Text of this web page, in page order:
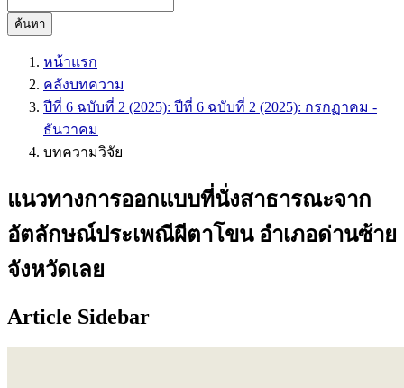
ค้นหา
หน้าแรก
คลังบทความ
ปีที่ 6 ฉบับที่ 2 (2025): ปีที่ 6 ฉบับที่ 2 (2025): กรกฏาคม -
ธันวาคม
บทความวิจัย
แนวทางการออกแบบที่นั่งสาธารณะจาก
อัตลักษณ์ประเพณีผีตาโขน อำเภอด่านซ้าย
จังหวัดเลย
Article Sidebar